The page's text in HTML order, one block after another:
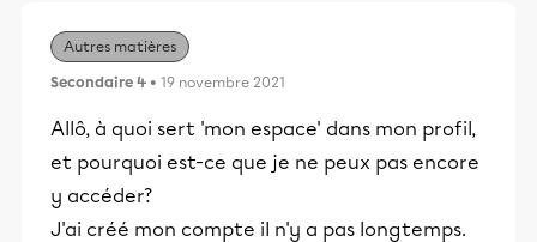
Autres matières
Secondaire 4 • 19 novembre 2021
Allô, à quoi sert 'mon espace' dans mon profil,
et pourquoi est-ce que je ne peux pas encore
y accéder?
J'ai créé mon compte il n'y a pas longtemps.